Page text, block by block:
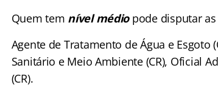
Quem tem nível médiopode disputar as
Agente de Tratamento de Água e Esgoto
Sanitário e Meio Ambiente (CR), Oficial
(CR).